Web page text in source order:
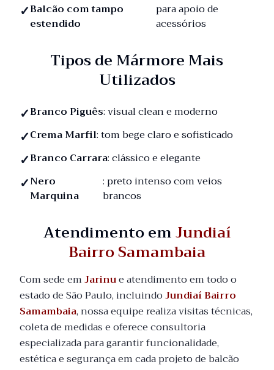
Balcão com tampo
estendido
para apoio de
acessórios
Tipos de Mármore Mais
Utilizados
Branco Piguês: visual clean e moderno
Crema Marfil: tom bege claro e sofisticado
Branco Carrara: clássico e elegante
Nero
Marquina
: preto intenso com veios
brancos
Atendimento emJundiaí
Bairro Samambaia
Com sede emJarinue atendimento em todo o
estado de São Paulo, incluindoJundiaí Bairro
Samambaia, nossa equipe realiza visitas técnicas,
coleta de medidas e oferece consultoria
especializada para garantir funcionalidade,
estética e segurança em cada projeto de balcão